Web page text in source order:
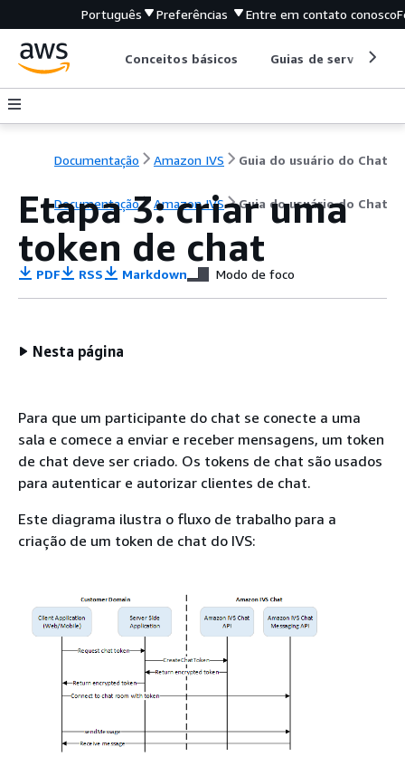
Português Preferências Entre em contato conosco
Conceitos básicos Guias de serviço
Documentação Amazon IVS Guia do usuário do Chat
Documentação Amazon IVS Guia do usuário do Chat
Etapa 3: criar uma
token de chat
PDF RSS Markdown Modo de foco
Nesta página
Para que um participante do chat se conecte a uma
sala e comece a enviar e receber mensagens, um token
de chat deve ser criado. Os tokens de chat são usados
para autenticar e autorizar clientes de chat.
Este diagrama ilustra o fluxo de trabalho para a
criação de um token de chat do IVS: